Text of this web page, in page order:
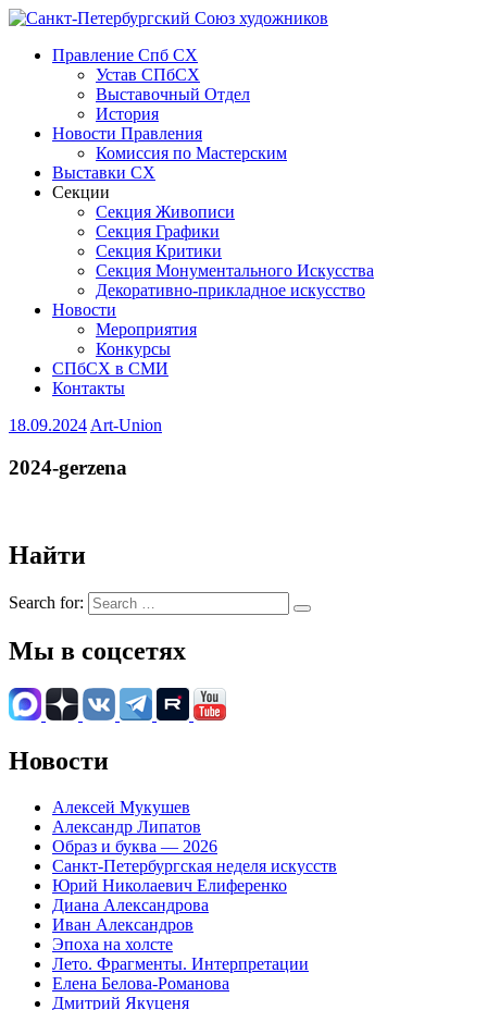
Правление Спб СХ
Устав СПбСХ
Выставочный Отдел
История
Новости Правления
Комиссия по Мастерским
Выставки СХ
Секции
Секция Живописи
Секция Графики
Секция Критики
Секция Монументального Искусства
Декоративно-прикладное искусство
Новости
Мероприятия
Конкурсы
СПбСХ в СМИ
Контакты
18.09.2024 Art-Union
2024-gerzena
Найти
Search for:
Мы в соцсетях
Новости
Алексей Мукушев
Александр Липатов
Образ и буква — 2026
Санкт-Петербургская неделя искусств
Юрий Николаевич Елиференко
Диана Александрова
Иван Александров
Эпоха на холсте
Лето. Фрагменты. Интерпретации
Елена Белова-Романова
Дмитрий Якуценя